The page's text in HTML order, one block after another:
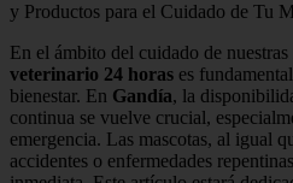
En el ámbito del cuidado de nuestras
veterinario 24 horas es
bienestar. En Gandía, la
continua se vuelve crucial,
emergencia. Las mascotas, al igual
accidentes o enfermedades